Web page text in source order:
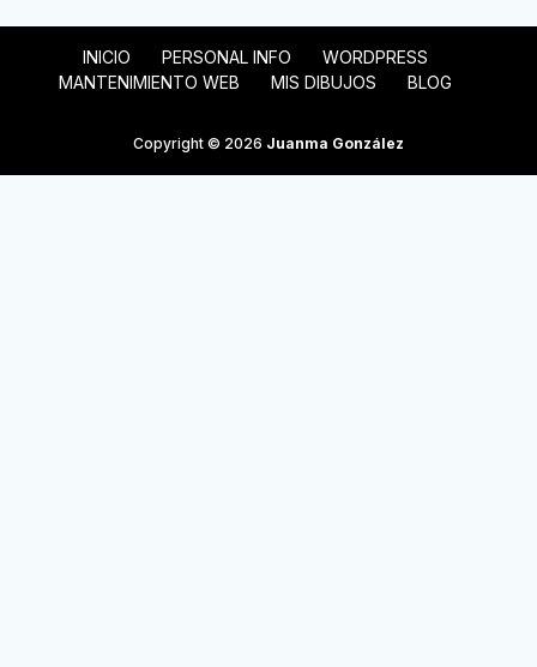
INICIO PERSONAL INFO
WORDPRESS
MANTENIMIENTO WEB
MIS DIBUJOS BLOG
Copyright © 2026 Juanma González